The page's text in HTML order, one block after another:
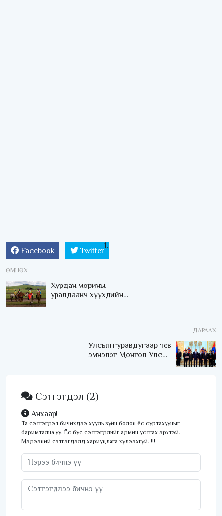
Facebook Twitter
ӨМНӨХ
Хурдан морины
уралдаанч хүүхдийн
ДАРААХ
Улсын гуравдугаар төв
эмнэлэг Монгол Улсын
Сэтгэгдэл (2)
Анхаар!
Та сэтгэгдэл бичихдээ хууль зүйн болон ёс суртахууныг
баримтална уу. Ёс бус сэтгэгдлийг админ устгах эрхтэй.
Мэдээний сэтгэгдэлд хариуцлага хүлээхгүй. !!!